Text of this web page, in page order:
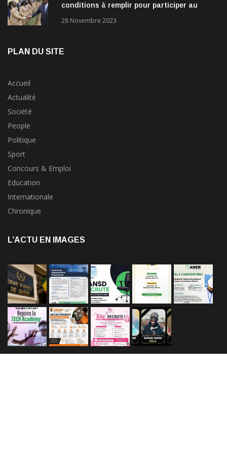
conditions à remplir pour participer au
28 Novembre 2023
PLAN DU SITE
Accueil
Actualité
Société
People
Politique
Sport
Concours & Emploi
Education
Internationale
Chronique
L’ACTU EN IMAGES